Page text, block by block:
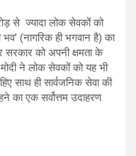
से ज्यादा लोक सेवकों को
(नागरिक ही भगवान है) का
सरकार को अपनी क्षमता के
ने लोक सेवकों को यह भी
साथ ही सार्वजनिक सेवा की
का एक सर्वोत्तम उदाहरण